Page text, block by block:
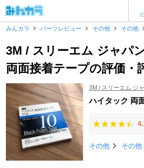
みんカラ
パーツレビュー その他 その他
3M / スリーエム ジャパ
両面接着テープの評価・
3M / スリーエム ジ
ハイタック 両
その他 その他